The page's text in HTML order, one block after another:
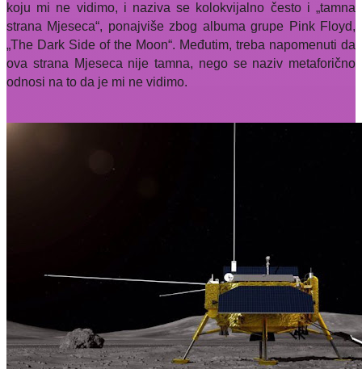
koju mi ne vidimo, i naziva se kolokvijalno često i „tamna
strana Mjeseca“, ponajviše zbog albuma grupe Pink Floyd,
„The Dark Side of the Moon“. Međutim, treba napomenuti da
ova strana Mjeseca nije tamna, nego se naziv metaforično
odnosi na to da je mi ne vidimo.